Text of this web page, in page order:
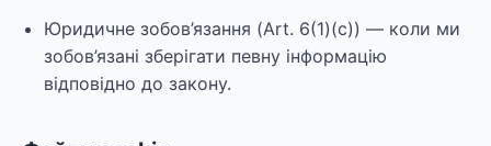
Юридичне зобов’язання (Art. 6(1)(c)) — коли ми
зобов’язані зберігати певну інформацію
відповідно до закону.